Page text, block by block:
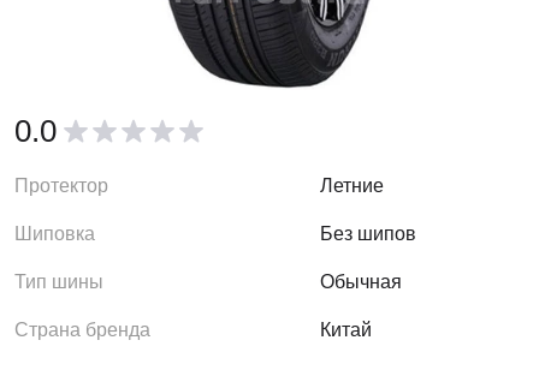
0.0
Протектор Летние
Шиповка Без шипов
Тип шины Обычная
Страна бренда Китай